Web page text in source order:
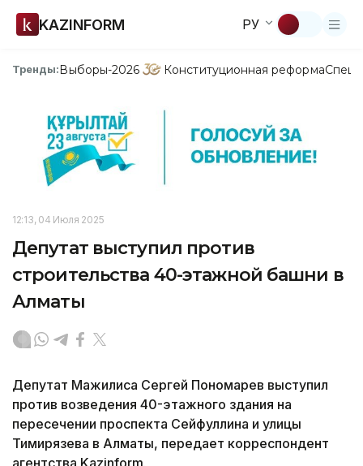
KAZINFORM РУ
Тренды:Выборы-2026 Конституционная реформа
12:13, 04 Июля 2025
Депутат выступил против
строительства 40-этажной башни в
Алматы
Депутат Мажилиса Сергей Пономарев выступил
против возведения 40-этажного здания на
пересечении проспекта Сейфуллина и улицы
Тимирязева в Алматы, передает корреспондент